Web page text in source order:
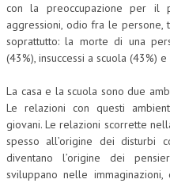
con la preoccupazione per il
aggressioni, odio fra le persone,
soprattutto: la morte di una
(43%), insuccessi a scuola (43%)
La casa e la scuola sono due
Le relazioni con questi
giovani. Le relazioni scorrette
spesso all’origine dei disturbi
diventano l’origine dei
sviluppano nelle